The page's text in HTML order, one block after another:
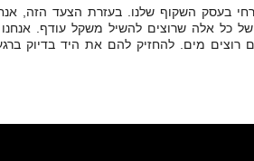
בעסק השקוף שלנו. בעזרת הצעד הזה,
כל אלה שרוצים להשיל משקל עודף. אנחנו
מים. להחזיק להם את היד בדיוק ברגע